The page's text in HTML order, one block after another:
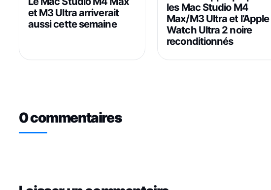
et M3 Ultra arriverait
aussi cette semaine
les Mac Studio M4
Max/M3 Ultra et l’Apple
Watch Ultra 2 noire
reconditionnés
0 commentaires